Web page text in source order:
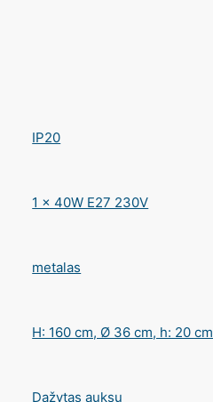
IP20
1 x 40W E27 230V
metalas
H: 160 cm, Ø 36 cm, h: 20 cm
Dažytas auksu